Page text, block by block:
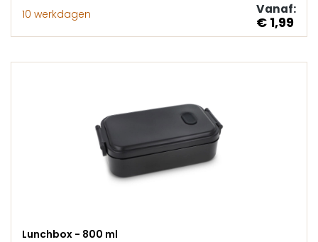
10 werkdagen Vanaf:
€ 1,99
Lunchbox - 800 ml